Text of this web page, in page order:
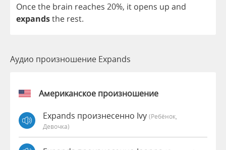
Oncethe brain reaches 20%, it opens up and
expandsthe rest.
Аудио произношение Expands
Американское произношение
Expands произнесенно Ivy (Ребёнок,
Девочка)